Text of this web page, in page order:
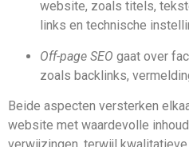
website, zoals titels,
links en technische
Off-page SEO gaat over
zoals backlinks,
Beide aspecten versterken
website met waardevolle